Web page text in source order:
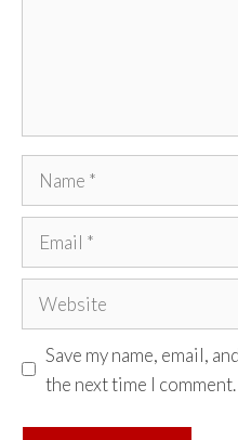
Name
Email
Website
Save my name, email,
the next time I comment.